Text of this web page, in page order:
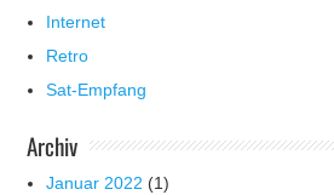
Internet
Retro
Sat-Empfang
Archiv
Januar 2022 (1)